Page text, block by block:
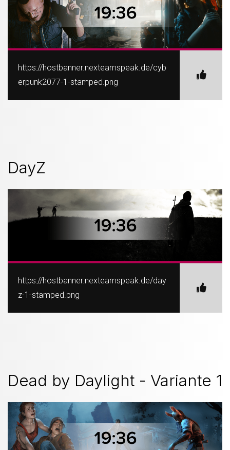
https://hostbanner.nexteamspeak.de/cyb
erpunk2077-1-stamped.png
DayZ
https://hostbanner.nexteamspeak.de/day
z-1-stamped.png
Dead by Daylight - Variante 1